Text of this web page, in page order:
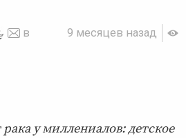
9 месяцев назад
в
у миллениалов: детское